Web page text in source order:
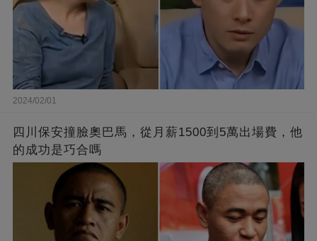
2024/02/01
四川保安撞臉奧巴馬，從月薪1500到5萬出場費，他
的成功是巧合嗎